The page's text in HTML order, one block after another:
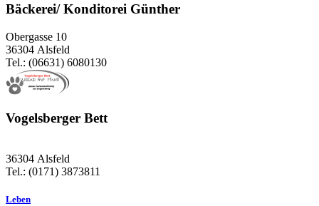
Bäckerei/ Konditorei Günther
Obergasse 10
36304 Alsfeld
Tel.: (06631) 6080130
Vogelsberger Bett
36304 Alsfeld
Tel.: (0171) 3873811
Leben